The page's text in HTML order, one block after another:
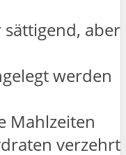
aber
werden
Mahlzeiten
verzehrt